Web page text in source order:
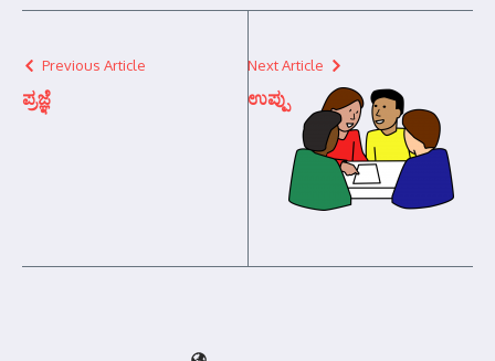
Previous Article
ಪ್ರಜ್ಞೆ
Next Article
ಉಪ್ಪು